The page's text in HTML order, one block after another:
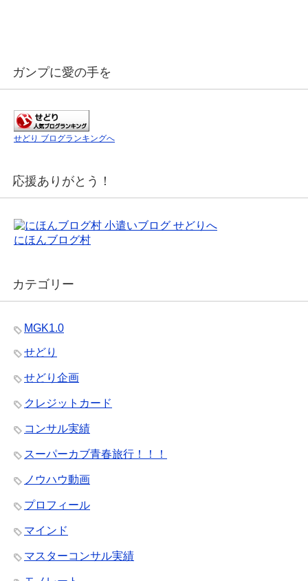
ガンプに愛の手を
せどり ブログランキングへ
応援ありがとう！
にほんブログ村
カテゴリー
MGK1.0
せどり
せどり企画
クレジットカード
コンサル実績
スーパーカブ青春旅行！！！
ノウハウ動画
プロフィール
マインド
マスターコンサル実績